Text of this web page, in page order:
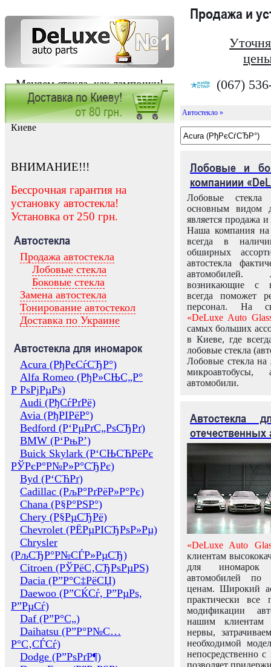
Меняем стекла, как лампочки!
Продажа и
(067)
Заказать установку автостекла в
Киеве
ВНИМАНИЕ!!!
Бессрочная гарантия на
установку автостекла!
Установка от 250 грн.
Автостекла
Продажа автостекла
Лобовые стекла
Боковые стекла
Замена автостекла
Тонирование автостекол
Доставка по Украине
Автостекла для иномарок
Acura (РђРєСѓСЂР°)
Alfa Romeo (РђР»СЊС„Р°
Р РѕРјРµРѕ)
Audi (РђСѓРґРё)
Avia (РђРІРёР°)
Bedford (Р‘РµРґС„РѕСЂРґ)
BMW (Р‘РњР’)
Buick Skylark (Р‘СЊСЋРёРє
РЎРєР°Р№Р»Р°СЂРє)
Byd (Р‘СЋРґ)
Cadillac (РљР°РґРёР»Р°Рє)
Chana (Р§Р°РЅР°)
Chery (Р§РµСЂРё)
Chevrolet (РЁРµРІСЂРѕР»Рµ)
Chrysler
(РљСЂР°Р№СЃР»РµСЂ)
Citroen (РЎРёС‚СЂРѕРµРЅ)
Dacia (Р”Р°С‡РёСЏ)
Daewoo (Р”СЌСѓ, Р”РµРѕ,
Р”РµСѓ)
Daf (Р”Р°С„)
Daihatsu (Р”Р°Р№С…
Р°С‚СЃСѓ)
Dodge (Р”РѕРґР¶)
Автостекло »
Лобовые и
компаниии
Лобовые
основным видом
является продажа и
Наша компания на
всегда в
обширных
автостекла
возникающие с
всегда поможет
персонал. На
«DeLuxe Auto
самых больших
в Киеве, где
лобовые стекла
Лобовые стекла на
микроавтобусы,
автомобили.
Автостекла
отечественных
«DeLuxe Auto
клиентам
для иномарок
автомобилей
ценам. Широкий
практически все
модификации
нашим клиентам
нервы,
необходимой
непосредственно
позволяет